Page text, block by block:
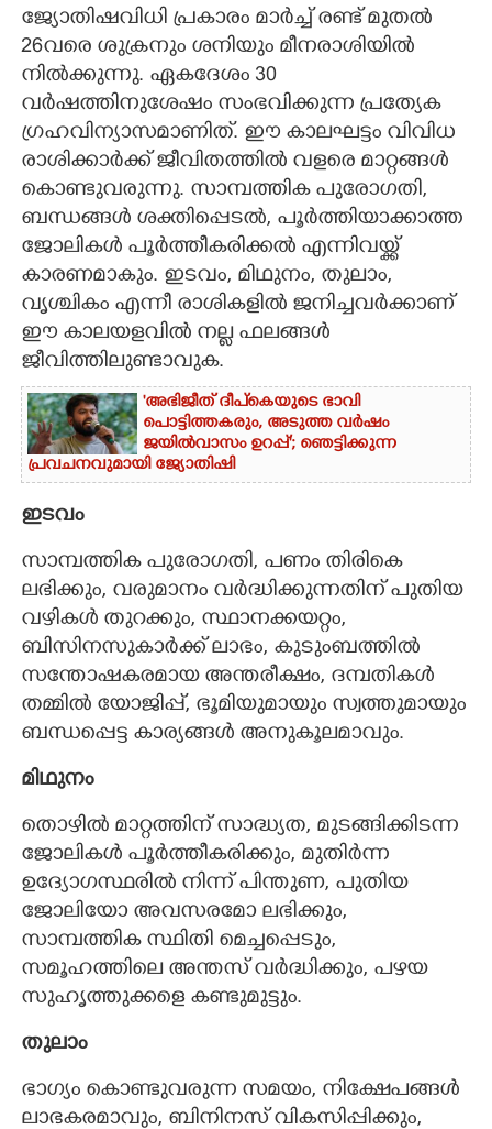
CARTOONS
LITERATURE
ZOOM
CONTACT US
ജ്യോതിഷവിധി പ്രകാരം മാർച്ച് രണ്ട് മുതൽ
26വരെ ശുക്രനും ശനിയും മീനരാശിയിൽ
നിൽക്കുന്നു. ഏകദേശം 30
വർഷത്തിനുശേഷം സംഭവിക്കുന്ന പ്രത്യേക
ഗ്രഹവിന്യാസമാണിത്. ഈ കാലഘട്ടം വിവിധ
രാശിക്കാർക്ക് ജീവിതത്തിൽ വളരെ മാറ്റങ്ങൾ
കൊണ്ടുവരുന്നു. സാമ്പത്തിക പുരോഗതി,
ബന്ധങ്ങൾ ശക്തിപ്പെടൽ, പൂർത്തിയാക്കാത്ത
ജോലികൾ പൂർത്തീകരിക്കൽ എന്നിവയ്ക്ക്
കാരണമാകും. ഇടവം, മിഥുനം, തുലാം,
വൃശ്ചികം എന്നീ രാശികളിൽ ജനിച്ചവർക്കാണ്
ഈ കാലയളവിൽ നല്ല ഫലങ്ങൾ
ജീവിത്തിലുണ്ടാവുക.
'അഭിജീത് ദീപ്‌കെയുടെ ഭാവി
പൊട്ടിത്തകരും, അടുത്ത വർഷം
ജയിൽവാസം ഉറപ്പ്'; ഞെട്ടിക്കുന്ന
പ്രവചനവുമായി ജ്യോതിഷി
ഇടവം
സാമ്പത്തിക പുരോഗതി, പണം തിരികെ
ലഭിക്കും, വരുമാനം വർദ്ധിക്കുന്നതിന് പുതിയ
വഴികൾ തുറക്കും, സ്ഥാനക്കയറ്റം,
ബിസിനസുകാർക്ക് ലാഭം, കുടുംബത്തിൽ
സന്തോഷകരമായ അന്തരീക്ഷം, ദമ്പതികൾ
തമ്മിൽ യോജിപ്പ്, ഭൂമിയുമായും സ്വത്തുമായും
ബന്ധപ്പെട്ട കാര്യങ്ങൾ അനുകൂലമാവും.
മിഥുനം
തൊഴിൽ മാറ്റത്തിന് സാദ്ധ്യത, മുടങ്ങിക്കിടന്ന
ജോലികൾ പൂർത്തീകരിക്കും, മുതിർന്ന
ഉദ്യോഗസ്ഥരിൽ നിന്ന് പിന്തുണ, പുതിയ
ജോലിയോ അവസരമോ ലഭിക്കും,
സാമ്പത്തിക സ്ഥിതി മെച്ചപ്പെടും,
സമൂഹത്തിലെ അന്തസ് വർദ്ധിക്കും, പഴയ
സുഹൃത്തുക്കളെ കണ്ടുമുട്ടും.
തുലാം
ഭാഗ്യം കൊണ്ടുവരുന്ന സമയം, നിക്ഷേപങ്ങൾ
ലാഭകരമാവും, ബിനിനസ് വികസിപ്പിക്കും,